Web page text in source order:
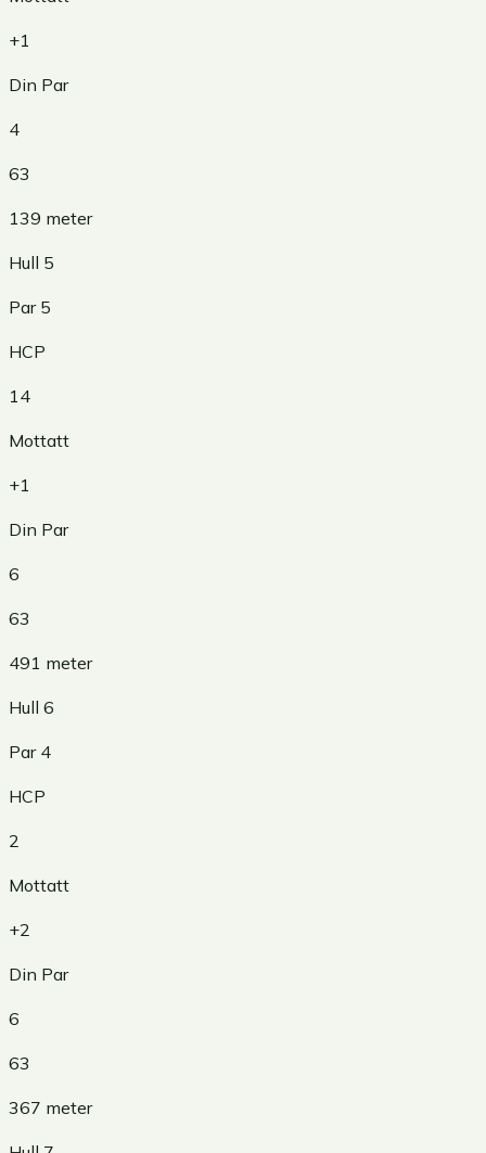
+1
Din Par
4
63
139 meter
Hull 5
Par 5
HCP
14
Mottatt
+1
Din Par
6
63
491 meter
Hull 6
Par 4
HCP
2
Mottatt
+2
Din Par
6
63
367 meter